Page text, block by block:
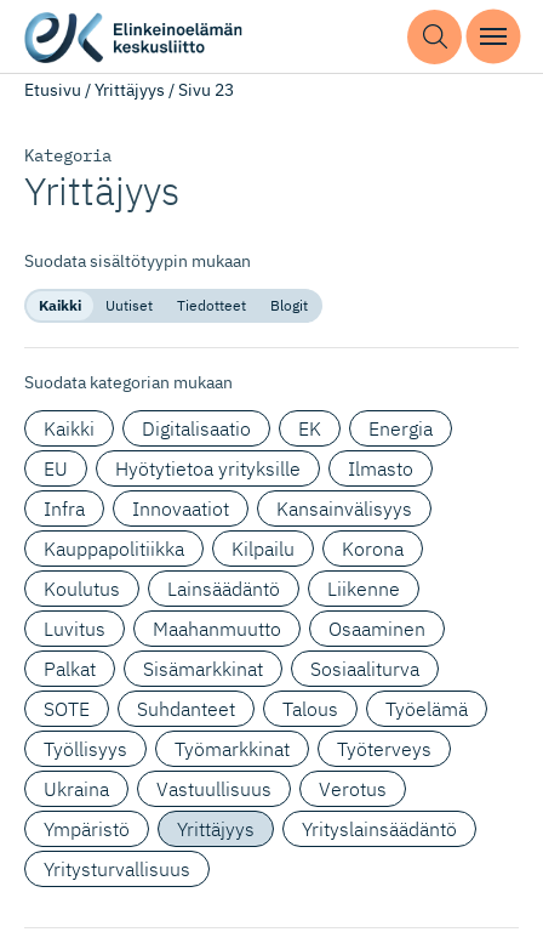
Etusivu /Yrittäjyys /Sivu 23
Kategoria
Yrittäjyys
Suodata sisältötyypin mukaan
Kaikki Uutiset Tiedotteet Blogit
Suodata kategorian mukaan
Kaikki Digitalisaatio EK
Energia
EU
Hyötytietoa yrityksille
Ilmasto
Infra
Innovaatiot
Kansainvälisyys
Kauppapolitiikka
Kilpailu
Korona
Koulutus
Lainsäädäntö
Liikenne
Luvitus
Maahanmuutto
Osaaminen
Palkat
Sisämarkkinat
Sosiaaliturva
SOTE
Suhdanteet Talous
Työelämä
Työllisyys
Työmarkkinat
Työterveys
Ukraina
Vastuullisuus
Verotus
Ympäristö
Yrittäjyys
Yrityslainsäädäntö
Yritysturvallisuus